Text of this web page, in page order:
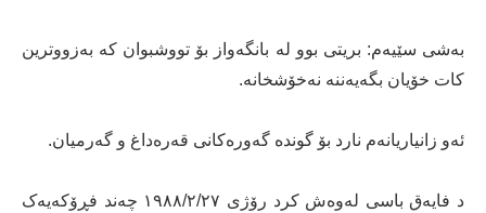
بەشی سێیەم: بریتی بوو لە بانگەواز بۆ تووشبوان کە بەزووترین
کات خۆیان بگەیەننە نەخۆشخانە.
ئەو زانیاریانەم نارد بۆ گوندە گەورەکانی قەرەداغ و گەرمیان.
د فایەق باسی لەوەش کرد رۆژی ١٩٨٨/٢/٢٧ چەند فڕۆکەیەک